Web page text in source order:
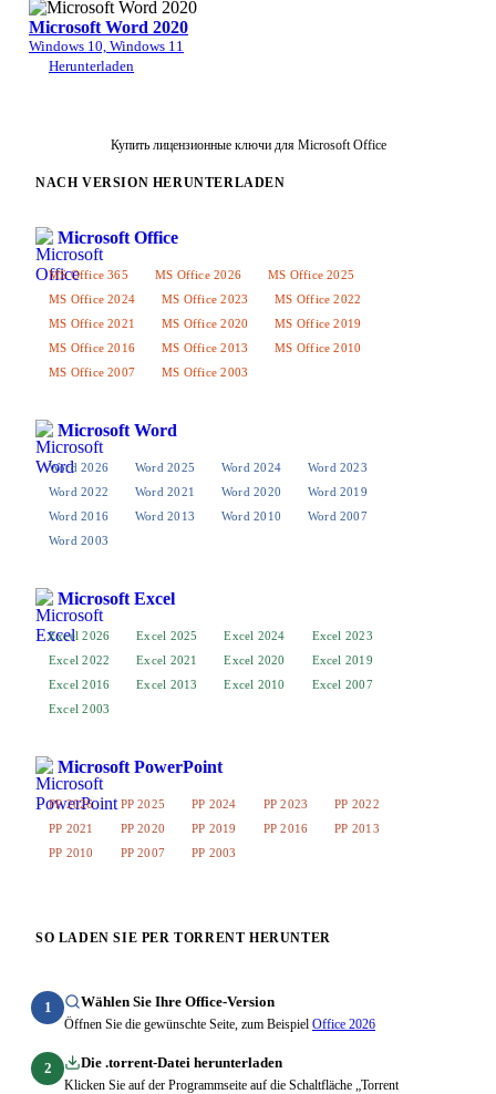
Microsoft Word 2020
Windows 10, Windows 11
Herunterladen
Купить лицензионные ключи для Microsoft Office
NACH VERSION HERUNTERLADEN
Microsoft Office
MS Office 365 MS Office 2026
MS Office 2025
MS Office 2024
MS Office 2023
MS Office 2022
MS Office 2021
MS Office 2020
MS Office 2019
MS Office 2016
MS Office 2013
MS Office 2010
MS Office 2007
MS Office 2003
Microsoft Word
Word 2026 Word 2025 Word 2024
Word 2023
Word 2022
Word 2021 Word 2020
Word 2019
Word 2016
Word 2013 Word 2010
Word 2007
Word 2003
Microsoft Excel
Excel 2026 Excel 2025 Excel 2024
Excel 2023
Excel 2022
Excel 2021 Excel 2020
Excel 2019
Excel 2016
Excel 2013 Excel 2010
Excel 2007
Excel 2003
Microsoft PowerPoint
PP 2026 PP 2025 PP 2024 PP 2023
PP 2022
PP 2021
PP 2020 PP 2019 PP 2016
PP 2013
PP 2010
PP 2007 PP 2003
SO LADEN SIE PER TORRENT HERUNTER
1 Wählen Sie Ihre Office-Version
Öffnen Sie die gewünschte Seite, zum Beispiel Office 2026
2 Die .torrent-Datei herunterladen
Klicken Sie auf der Programmseite auf die Schaltfläche „Torrent